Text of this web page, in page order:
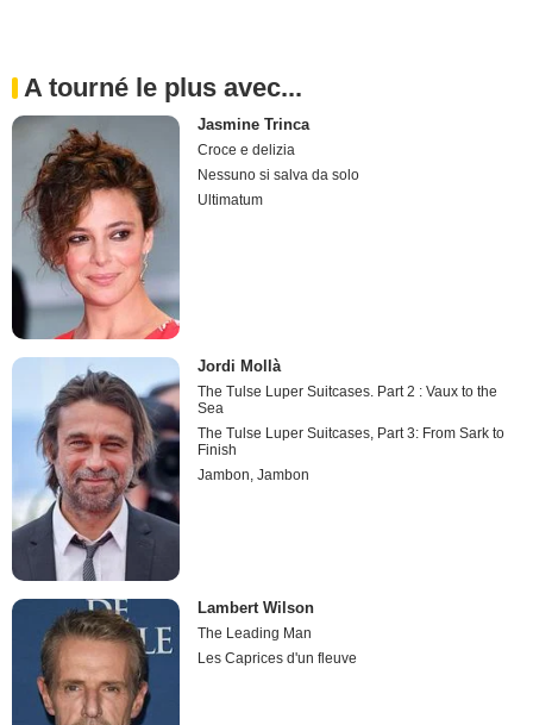
A tourné le plus avec...
Jasmine Trinca
Croce e delizia
Nessuno si salva da solo
Ultimatum
Jordi Mollà
The Tulse Luper Suitcases. Part 2 : Vaux to the
Sea
The Tulse Luper Suitcases, Part 3: From Sark to
Finish
Jambon, Jambon
Lambert Wilson
The Leading Man
Les Caprices d'un fleuve